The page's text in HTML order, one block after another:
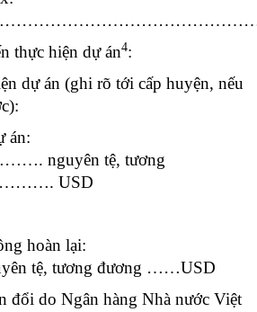
thực hiện dự án4:
dự án (ghi rõ tới cấp huyện, nếu
án:
tệ, tương
USD
hoàn lại:
tệ, tương đương ……USD
đổi do Ngân hàng Nhà nước Việt